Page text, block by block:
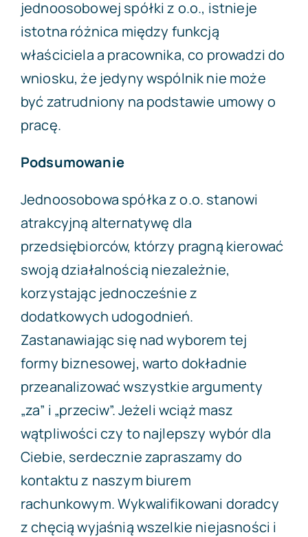
jednoosobowej spółki z o.o., istnieje
istotna różnica między funkcją
właściciela a pracownika, co prowadzi do
wniosku, że jedyny wspólnik nie może
być zatrudniony na podstawie umowy o
pracę.
Podsumowanie
Jednoosobowa spółka z o.o. stanowi
atrakcyjną alternatywę dla
przedsiębiorców, którzy pragną kierować
swoją działalnością niezależnie,
korzystając jednocześnie z
dodatkowych udogodnień.
Zastanawiając się nad wyborem tej
formy biznesowej, warto dokładnie
przeanalizować wszystkie argumenty
„za” i „przeciw”. Jeżeli wciąż masz
wątpliwości czy to najlepszy wybór dla
Ciebie, serdecznie zapraszamy do
kontaktu z naszym biurem
rachunkowym. Wykwalifikowani doradcy
z chęcią wyjaśnią wszelkie niejasności i